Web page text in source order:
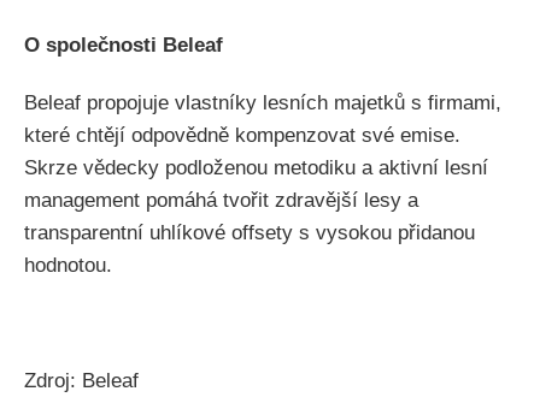
O společnosti Beleaf
Beleaf propojuje vlastníky lesních majetků s firmami,
které chtějí odpovědně kompenzovat své emise.
Skrze vědecky podloženou metodiku a aktivní lesní
management pomáhá tvořit zdravější lesy a
transparentní uhlíkové offsety s vysokou přidanou
hodnotou.
Zdroj: Beleaf